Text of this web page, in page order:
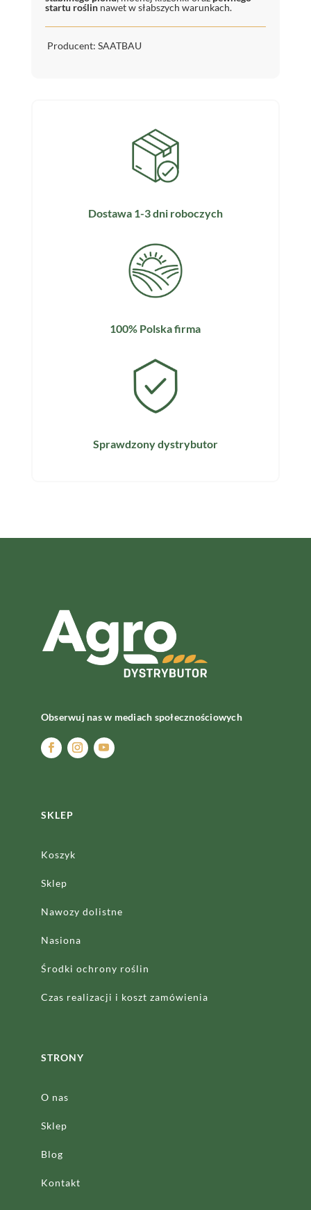
startu roślinnawet w słabszych warunkach.
Producent: SAATBAU
Dostawa 1-3 dni roboczych
100% Polska firma
Sprawdzony dystrybutor
Obserwuj nas w mediach społecznościowych
SKLEP
Koszyk
Sklep
Nawozy dolistne
Nasiona
Środki ochrony roślin
Czas realizacji i koszt zamówienia
STRONY
O nas
Sklep
Blog
Kontakt